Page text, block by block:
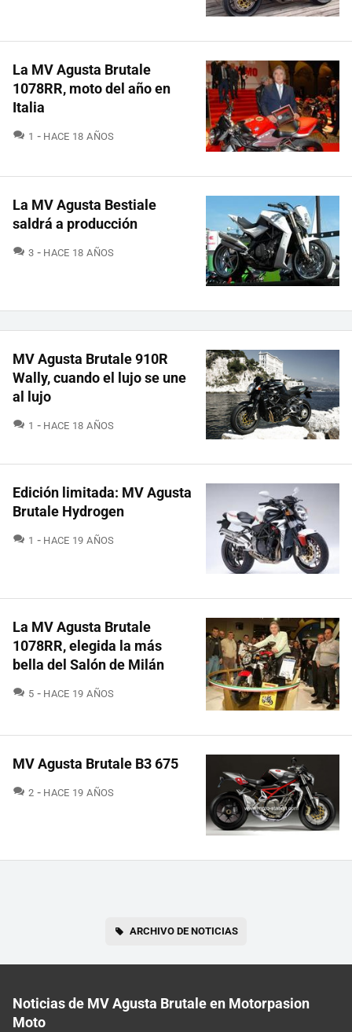
La MV Agusta Brutale
1078RR, moto del año en
Italia
1 COMENTARIOS
HACE 18 AÑOS
La MV Agusta Bestiale
saldrá a producción
3 COMENTARIOS
HACE 18 AÑOS
MV Agusta Brutale 910R
Wally, cuando el lujo se une
al lujo
1 COMENTARIOS
HACE 18 AÑOS
Edición limitada: MV Agusta
Brutale Hydrogen
1 COMENTARIOS
HACE 19 AÑOS
La MV Agusta Brutale
1078RR, elegida la más
bella del Salón de Milán
5 COMENTARIOS
HACE 19 AÑOS
MV Agusta Brutale B3 675
2 COMENTARIOS
HACE 19 AÑOS
ARCHIVO DE NOTICIAS
Noticias de MV Agusta Brutale en Motorpasion
Moto